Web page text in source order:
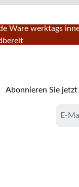
Ware werktags
Abonnieren Sie
Mail-